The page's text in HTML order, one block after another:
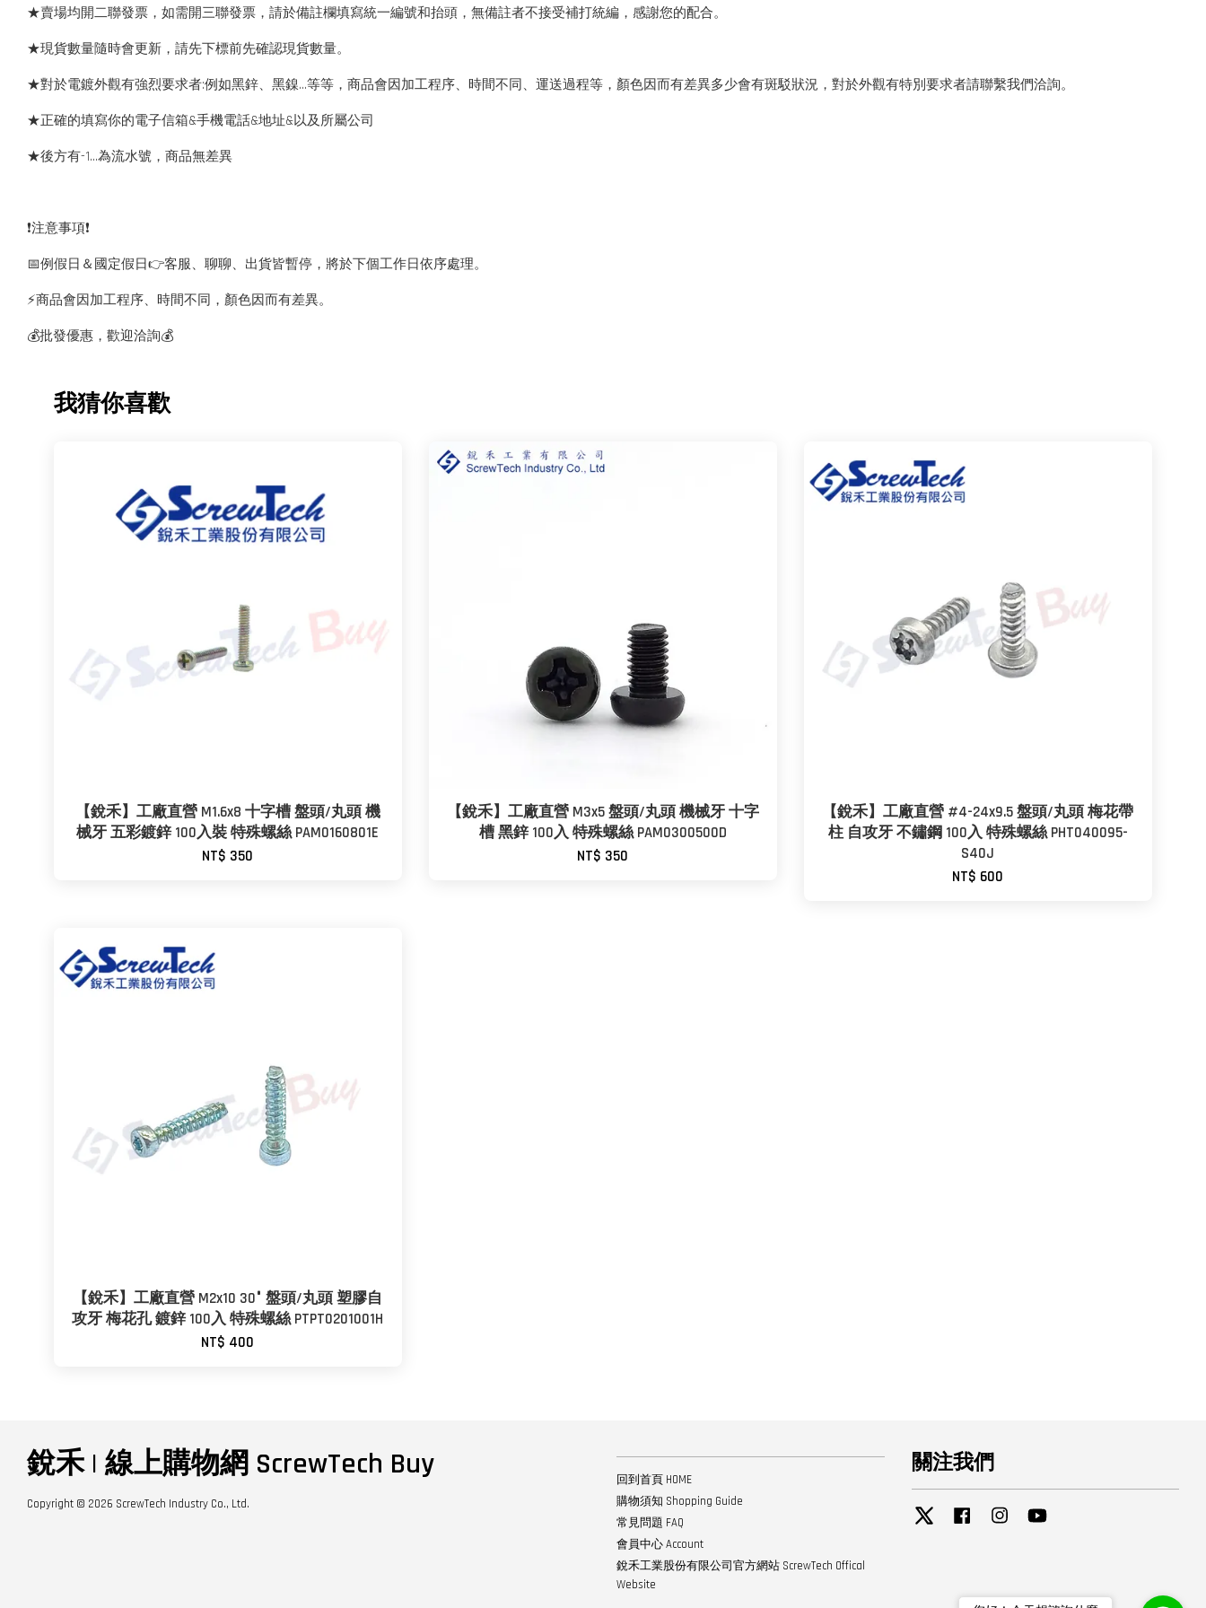
★賣場均開二聯發票，如需開三聯發票，請於備註欄填寫統一編號和抬頭，無備註者不接受補打統編，感謝您的配合。
★現貨數量隨時會更新，請先下標前先確認現貨數量。
★對於電鍍外觀有強烈要求者:例如黑鋅、黑鎳...等等，商品會因加工程序、時間不同、運送過程等，顏色因而有差異多少會有斑駁狀況，對於外觀有特別要求者請聯繫我們洽詢。
★正確的填寫你的電子信箱&手機電話&地址&以及所屬公司
★後方有-1…為流水號，商品無差異
❗️注意事項❗️
📅例假日＆國定假日👉客服、聊聊、出貨皆暫停，將於下個工作日依序處理。
⚡️商品會因加工程序、時間不同，顏色因而有差異。
💰批發優惠，歡迎洽詢💰
我猜你喜歡
【銳禾】工廠直營 M1.6x8 十字槽 盤頭/丸頭 機
械牙 五彩鍍鋅 100入裝 特殊螺絲 PAM0160801E
NT$ 350
【銳禾】工廠直營 M3x5 盤頭/丸頭 機械牙 十字
槽 黑鋅 100入 特殊螺絲 PAM0300500D
NT$ 350
【銳禾】工廠直營 #4-24x9.5 盤頭/丸頭 梅花帶
柱 自攻牙 不鏽鋼 100入 特殊螺絲 PHT040095-
S40J
NT$ 600
【銳禾】工廠直營 M2x10 30° 盤頭/丸頭 塑膠自
攻牙 梅花孔 鍍鋅 100入 特殊螺絲 PTPT0201001H
NT$ 400
銳禾 | 線上購物網 ScrewTech Buy
Copyright © 2026 ScrewTech Industry Co., Ltd.
回到首頁 HOME
購物須知 Shopping Guide
常見問題 FAQ
會員中心 Account
銳禾工業股份有限公司官方網站 ScrewTech Offical
Website
關注我們
Twitter Facebook Instagram